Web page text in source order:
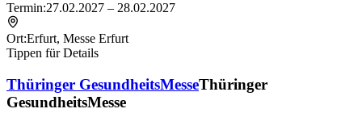
Termin:27.02.2027 – 28.02.2027
Ort:Erfurt, Messe Erfurt
Tippen für Details
Thüringer GesundheitsMesseThüringer
GesundheitsMesse